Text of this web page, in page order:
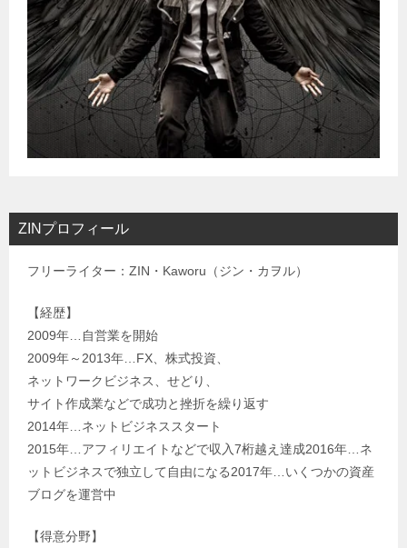
ZINプロフィール
フリーライター：ZIN・Kaworu（ジン・カヲル）
【経歴】
2009年…自営業を開始
2009年～2013年…FX、株式投資、
ネットワークビジネス、せどり、
サイト作成業などで成功と挫折を繰り返す
2014年…ネットビジネススタート
2015年…アフィリエイトなどで収入7桁越え達成2016年…ネ
ットビジネスで独立して自由になる2017年…いくつかの資産
ブログを運営中
【得意分野】